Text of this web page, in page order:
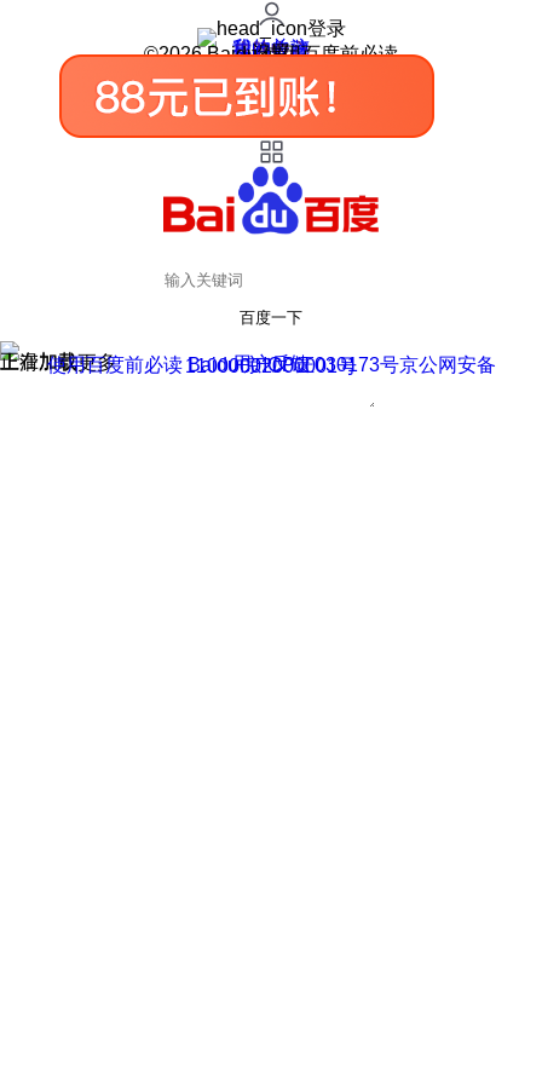
登录
我的关注
我的收藏
皮肤中心
用户反馈
设置
©2026 Baidu 使用百度前必读
百度一下
正在加载
上滑加载更多 用户反馈
使用百度前必读 Baidu 京ICP证030173号
京公网安备11000002000001号